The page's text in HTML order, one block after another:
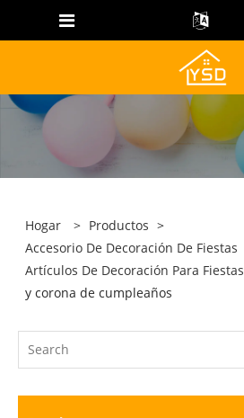
Hogar > Productos >
Accesorio De Decoración De Fiestas
Artículos De Decoración Para Fiestas
y corona de cumpleaños